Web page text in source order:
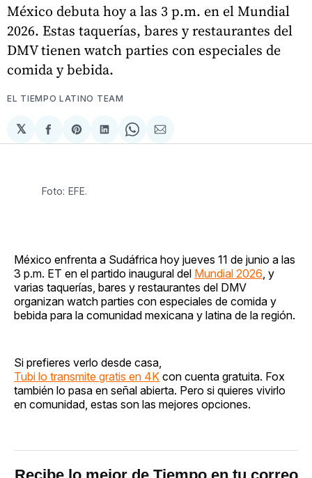
México debuta hoy a las 3 p.m. en el Mundial
2026. Estas taquerías, bares y restaurantes del
DMV tienen watch parties con especiales de
comida y bebida.
EL TIEMPO LATINO TEAM
𝕏
Compartir
en
Share
on
Compartir
en
Share
on
Compartir
via
Foto: EFE.
México enfrenta a Sudáfrica hoy jueves 11 de junio a las
3 p.m. ET en el partido inaugural del Mundial 2026 , y
varias taquerías, bares y restaurantes del DMV
organizan watch parties con especiales de comida y
bebida para la comunidad mexicana y latina de la región.
Si prefieres verlo desde casa,
Tubi lo transmite gratis en 4K con cuenta gratuita. Fox
también lo pasa en señal abierta. Pero si quieres vivirlo
en comunidad, estas son las mejores opciones.